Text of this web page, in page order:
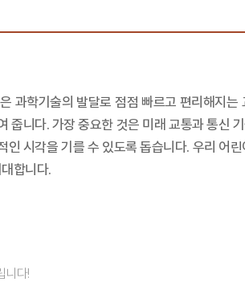
은 과학기술의 발달로 점점 빠르고 편리해
줍니다. 가장 중요한 것은 미래 교통과 통신
인 시각을 기를 수 있도록 돕습니다. 우리 어
합니다.
니다!